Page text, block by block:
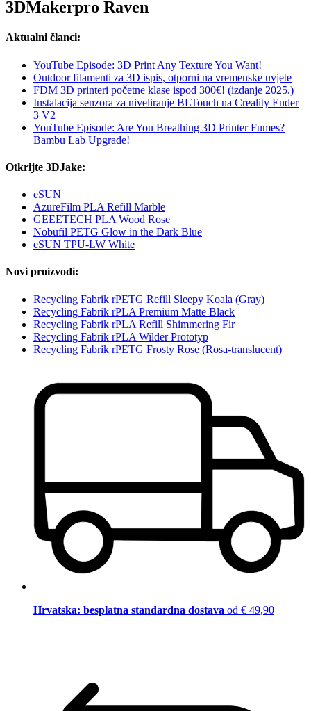
3DMakerpro Raven
Aktualni članci:
YouTube Episode: 3D Print Any Texture You Want!
Outdoor filamenti za 3D ispis, otporni na vremenske uvjete
FDM 3D printeri početne klase ispod 300€! (izdanje 2025.)
Instalacija senzora za niveliranje BLTouch na Creality Ender
3 V2
YouTube Episode: Are You Breathing 3D Printer Fumes?
Bambu Lab Upgrade!
Otkrijte 3DJake:
eSUN
AzureFilm PLA Refill Marble
GEEETECH PLA Wood Rose
Nobufil PETG Glow in the Dark Blue
eSUN TPU-LW White
Novi proizvodi:
Recycling Fabrik rPETG Refill Sleepy Koala (Gray)
Recycling Fabrik rPLA Premium Matte Black
Recycling Fabrik rPLA Refill Shimmering Fir
Recycling Fabrik rPLA Wilder Prototyp
Recycling Fabrik rPETG Frosty Rose (Rosa-translucent)
Hrvatska: besplatna standardna dostava od € 49,90